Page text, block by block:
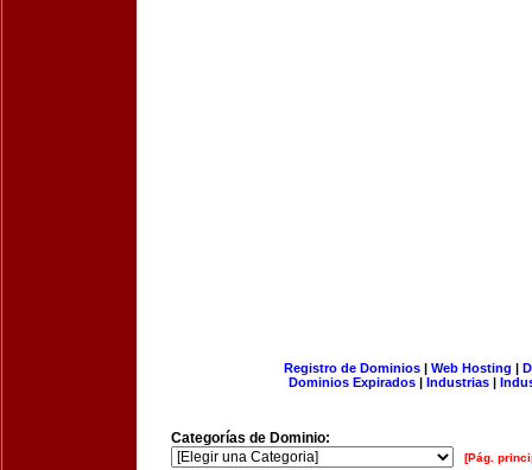
Registro de Dominios| Web Hosting |
Dominios Expirados | Industrias |
Categorías de Dominio:
[Pág.